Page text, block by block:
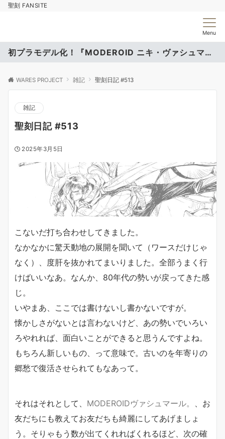
聖刻 FANSITE
Menu
初プラモデル化！『MODEROID ニキ・ヴァシュマール』
WARES PROJECT 雑記 聖刻日記 #513
雑記
聖刻日記 #513
2025年3月5日
こないだ打ち合わせしてきました。
なかなかに驚天動地の展開を聞いて（ワースだけじゃ
なく）、度肝を抜かれてまいりました。全部うまく行
けばいいなあ。なんか、80年代の勢いが戻ってきた感
じ。
いやまあ、ここでは書けないし書かないですが。
懐かしさがないとは言わないけど、あの勢いでいろい
ろやれれば、面白いことができると思うんですよね。
もちろん新しいもの、って意味で。古いのを年寄りの
郷愁で復活させられてもなあって。
それはそれとして、 MODEROIDヴァシュマール。
、お
友だちにも教えてお友だちも綺麗にしてあげましょ
う。そりゃもう数が出てくれればくれるほど、次の確